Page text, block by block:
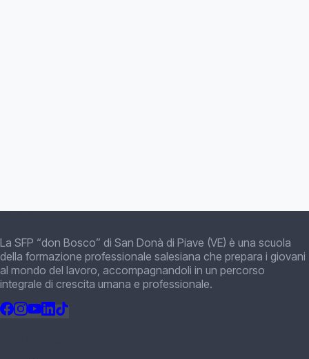
La SFP “don Bosco” di San Donà di Piave (VE) è una scuola
della formazione professionale salesiana che prepara i giovani
al mondo del lavoro, accompagnandoli in un percorso
integrale di crescita umana e professionale.